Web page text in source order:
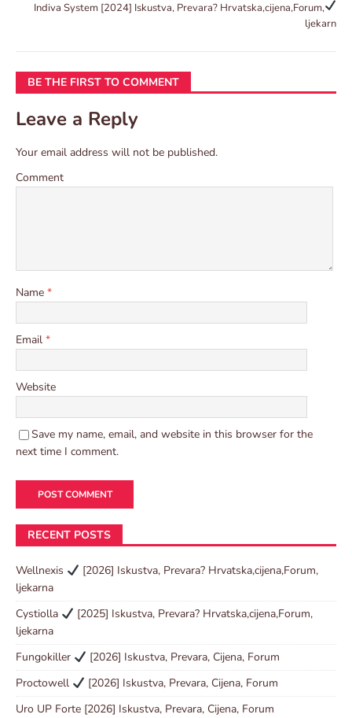
Indiva System [2024] Iskustva, Prevara? Hrvatska,cijena,Forum,
ljekarn
BE THE FIRST TO COMMENT
Leave a Reply
Your email address will not be published.
Comment
Name *
Email *
Website
Save my name, email, and website in this browser for the
next time I comment.
RECENT POSTS
Wellnexis
[2026] Iskustva, Prevara? Hrvatska,cijena,Forum,
ljekarna
Cystiolla
[2025] Iskustva, Prevara? Hrvatska,cijena,Forum,
ljekarna
Fungokiller
[2026] Iskustva, Prevara, Cijena, Forum
Proctowell
[2026] Iskustva, Prevara, Cijena, Forum
Uro UP Forte [2026] Iskustva, Prevara, Cijena, Forum